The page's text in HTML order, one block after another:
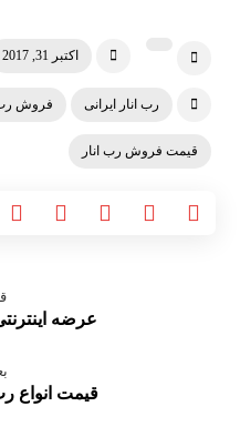
اکتبر 31, 2017
رب انار ایرانی فروش رب
قیمت فروش رب انار
عرضه
قیمت انواع